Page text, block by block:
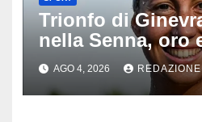
Trionfo di
nella Senna, oro
stoccata sul
‘Era bella zozza’
AGO 4, 2026 REDAZIONE